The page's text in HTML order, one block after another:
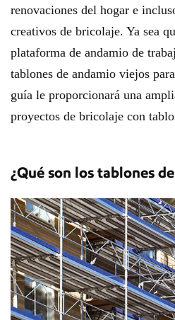
renovaciones del hogar e
creativos de bricolaje. Ya sea
plataforma de andamio de
tablones de andamio viejos
guía le proporcionará una
proyectos de bricolaje con
¿Qué son los tablones